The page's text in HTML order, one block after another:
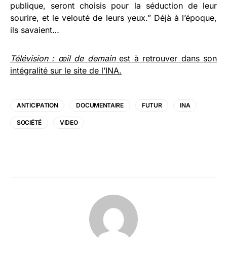
publique, seront choisis pour la séduction de leur
sourire, et le velouté de leurs yeux.” Déjà à l’époque,
ils savaient…
Télévision : œil de demainest à retrouver dans son
intégralité sur le site de l’INA.
ANTICIPATION DOCUMENTAIRE FUTUR INA
SOCIÉTÉ VIDEO